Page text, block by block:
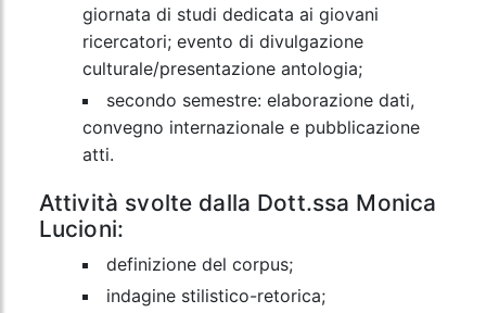
giornata di studi dedicata ai giovani
ricercatori; evento di divulgazione
culturale/presentazione antologia;
secondo semestre: elaborazione dati,
convegno internazionale e pubblicazione
atti.
Attività svolte dalla Dott.ssa Monica
Lucioni:
definizione del corpus;
indagine stilistico-retorica;